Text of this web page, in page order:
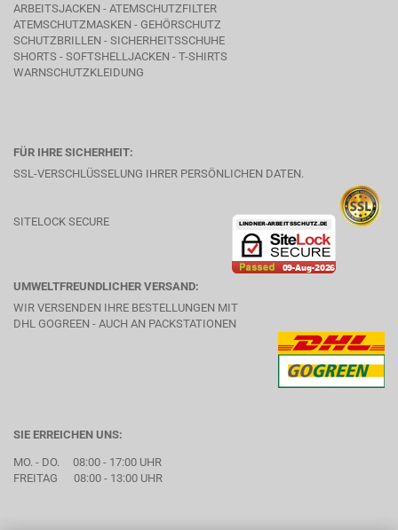
ARBEITSJACKEN - ATEMSCHUTZFILTER
ATEMSCHUTZMASKEN - GEHÖRSCHUTZ
SCHUTZBRILLEN - SICHERHEITSSCHUHE
SHORTS - SOFTSHELLJACKEN - T-SHIRTS
WARNSCHUTZKLEIDUNG
FÜR IHRE SICHERHEIT:
SSL-VERSCHLÜSSELUNG IHRER PERSÖNLICHEN DATEN.
SITELOCK SECURE
UMWELTFREUNDLICHER VERSAND:
WIR VERSENDEN IHRE BESTELLUNGEN MIT
DHL GOGREEN - AUCH AN PACKSTATIONEN
SIE ERREICHEN UNS:
MO. - DO. 08:00 - 17:00 UHR
FREITAG 08:00 - 13:00 UHR